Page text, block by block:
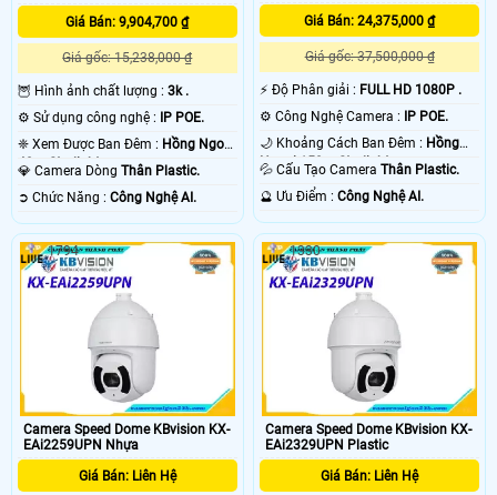
Giá Bán: 9,904,700 ₫
Giá gốc: 15,238,000 ₫
🦉 Hình ảnh chất lượng : 3k .
⚙ Sử dụng công nghệ :
IP POE.
❈ Xem Được Ban Đêm : Hồng Ngoại
40m Starlight.
💎 Camera Dòng Thân Plastic.
️➲ Chức Năng : Công Nghệ AI.
Giá Bán: 24,375,000 ₫
Giá gốc: 37,500,000 ₫
️⚡ Độ Phân giải : FULL HD 1080P .
⚙ Công Nghệ Camera : IP POE.
🌙 Khoảng Cách Ban Đêm : Hồng
Ngoại 150m Starlight.
💦 Cấu Tạo CameraThân Plastic.
️🔮 Ưu Điểm :Công Nghệ AI.
Camera Speed Dome KBvision KX-
EAi2259UPN Nhựa
Giá Bán: Liên Hệ
1794
Camera Speed Dome KBvision KX-
EAi2329UPN Plastic
Giá Bán: Liên Hệ
1330